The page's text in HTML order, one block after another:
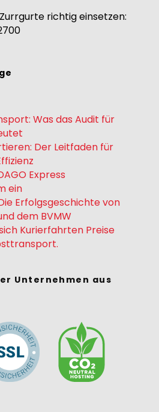
Zurrgurte richtig einsetzen:
Was das Audit für
Der Leitfaden für
Express
ein
Erfolgsgeschichte von
dem BVMW
Kurierfahrten Preise
Unternehmen aus